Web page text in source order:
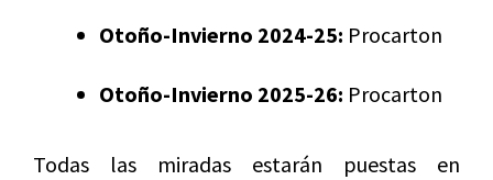
Otoño-Invierno 2024-25: Procarton
Otoño-Invierno 2025-26: Procarton
Todas las miradas estarán puestas en